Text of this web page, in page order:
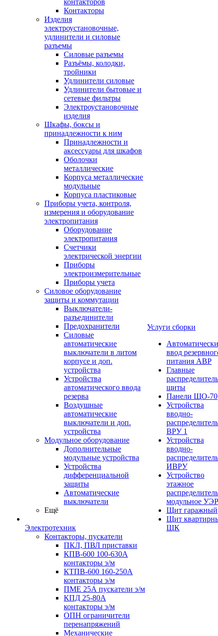
контакторов
Контакторы
Изделия
электроустановочные,
удлинители и силовые
разъемы
Силовые разъемы
Разъёмы, колодки,
тройники
Удлинители силовые
Удлинители бытовые и
сетевые фильтры
Электроустановочные
изделия
Шкафы, боксы и
принадлежности к ним
Принадлежности и
аксессуары для шкафов
Оболочки
металлические
Корпуса металлические
модульные
Корпуса пластиковые
Приборы учета, контроля,
измерения и оборудование
электропитания
Оборудование
электропитания
Счетчики
электрической энергии
Приборы
электроизмерительные
Приборы учета
Силовое оборудование
защиты и коммутации
Выключатели-
разъединители
Предохранители
Силовые
автоматические
выключатели в литом
корпусе и доп.
устройства
Устройства
автоматического ввода
резерва
Воздушные
автоматические
выключатели и доп.
устройства
Модульное оборудование
Дополнительные
модульные устройства
Устройства
дифференциальной
защиты
Автоматические
выключатели
Ещё
Электротехник
Контакторы, пускатели
ПКЛ, ПВЛ приставки
КПВ-600 100-630А
контакторы э/м
КТПВ-600 160-250А
контакторы э/м
ПМЕ 25А пускатели э/м
КПД 25-80А
контакторы э/м
ОПН ограничители
перенапряжений
Механические
Услуги сборки
ввод
питания АВР
Главные
щиты
Панели ЩО-70
Устройства
вводно-
ВРУ 1
Устройства
вводно-
ИВРУ
Устройство
этажное
модульное
Щит гаражный
Щит
ЩК